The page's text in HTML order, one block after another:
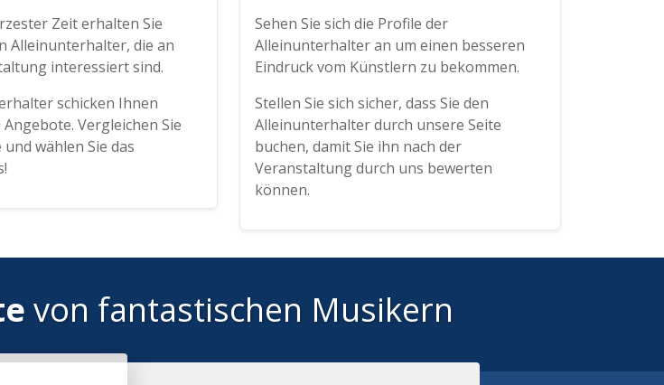
Zeit erhalten Sie
Alleinunterhalter, die an
interessiert sind.
schicken Ihnen
Vergleichen Sie
wählen Sie das
Sehen Sie sich die Profile der
Alleinunterhalter an um einen besseren
Eindruck vom Künstlern zu bekommen.
Stellen Sie sich sicher, dass Sie den
Alleinunterhalter durch unsere Seite
buchen, damit Sie ihn nach der
Veranstaltung durch uns bewerten
können.
von fantastischen Musikern